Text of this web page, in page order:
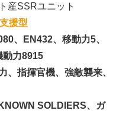
産SSRユニット
援型
、EN432、移動力5、
動力8915
、指揮官機、強敵襲来、
SOLDIERS、ガ